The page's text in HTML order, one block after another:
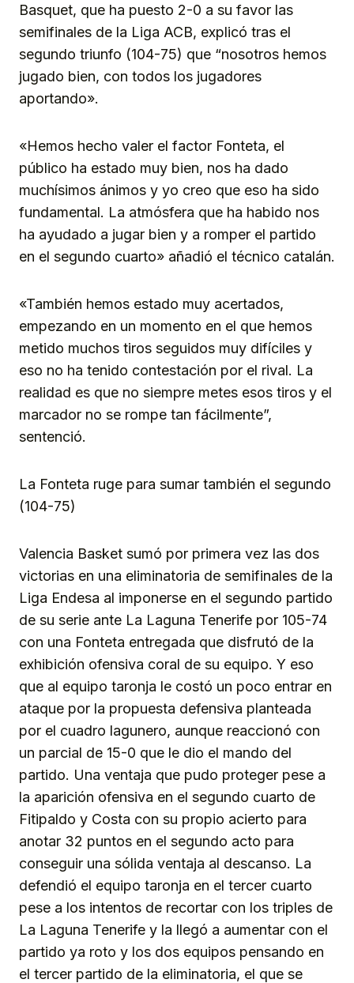
Basquet, que ha puesto 2-0 a su favor las
semifinales de la Liga ACB, explicó tras el
segundo triunfo (104-75) que “nosotros hemos
jugado bien, con todos los jugadores
aportando».
«Hemos hecho valer el factor Fonteta, el
público ha estado muy bien, nos ha dado
muchísimos ánimos y yo creo que eso ha sido
fundamental. La atmósfera que ha habido nos
ha ayudado a jugar bien y a romper el partido
en el segundo cuarto» añadió el técnico catalán.
«También hemos estado muy acertados,
empezando en un momento en el que hemos
metido muchos tiros seguidos muy difíciles y
eso no ha tenido contestación por el rival. La
realidad es que no siempre metes esos tiros y el
marcador no se rompe tan fácilmente”,
sentenció.
La Fonteta ruge para sumar también el segundo
(104-75)
Valencia Basket sumó por primera vez las dos
victorias en una eliminatoria de semifinales de la
Liga Endesa al imponerse en el segundo partido
de su serie ante La Laguna Tenerife por 105-74
con una Fonteta entregada que disfrutó de la
exhibición ofensiva coral de su equipo. Y eso
que al equipo taronja le costó un poco entrar en
ataque por la propuesta defensiva planteada
por el cuadro lagunero, aunque reaccionó con
un parcial de 15-0 que le dio el mando del
partido. Una ventaja que pudo proteger pese a
la aparición ofensiva en el segundo cuarto de
Fitipaldo y Costa con su propio acierto para
anotar 32 puntos en el segundo acto para
conseguir una sólida ventaja al descanso. La
defendió el equipo taronja en el tercer cuarto
pese a los intentos de recortar con los triples de
La Laguna Tenerife y la llegó a aumentar con el
partido ya roto y los dos equipos pensando en
el tercer partido de la eliminatoria, el que se